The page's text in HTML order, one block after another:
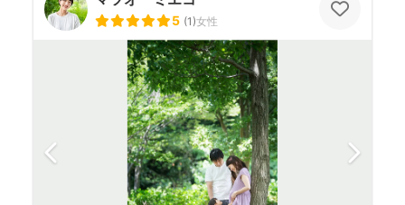
5 (1)女性